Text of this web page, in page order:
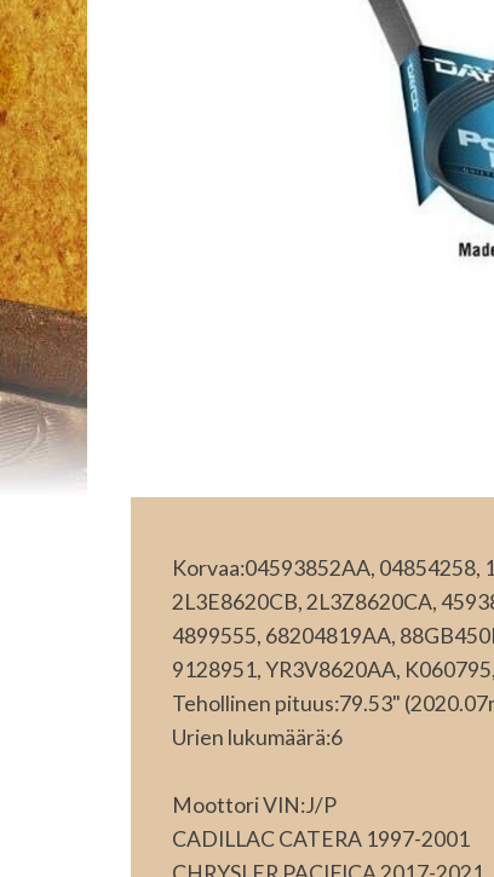
Korvaa:04593852AA, 04854258,
2L3E8620CB, 2L3Z8620CA,
4899555, 68204819AA,
9128951, YR3V8620AA,
Tehollinen pituus:79.53"
Urien lukumäärä:6
Moottori VIN:J/P
CADILLAC CATERA 1997-2001